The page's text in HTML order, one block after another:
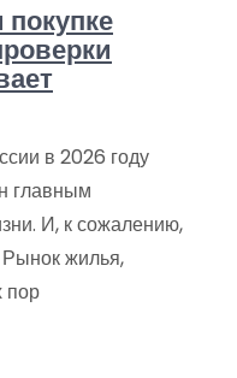
в 2026 году
главным
И, к сожалению,
жилья,
пор